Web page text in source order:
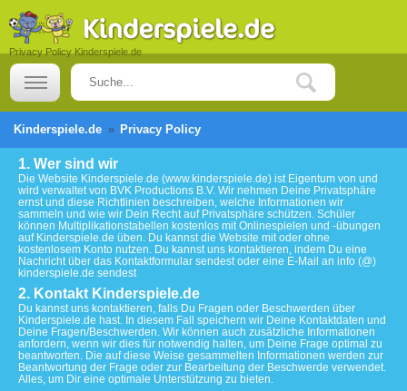
Privacy Policy Kinderspiele.de
Kinderspiele.de Privacy Policy
1. Wer sind wir
Die Website Kinderspiele.de (www.kinderspiele.de) ist Eigentum von und
wird verwaltet von BVK Productions B.V. Wir nehmen Deine Privatsphäre
ernst und diese Richtlinien beschreiben, welche Informationen wir
sammeln und wie wir Dein Recht auf Privatsphäre schützen. Schüler
können Multiplikationstabellen kostenlos mit Onlinespielen und -übungen
auf Kinderspiele.de üben. Du kannst die Website mit oder ohne
kostenlosem Konto nutzen. Du kannst uns kontaktieren, indem Du eine
Nachricht über das Kontaktformular sendest oder eine E-Mail an info (@)
kinderspiele.de sendest
2. Kontakt Kinderspiele.de
Du kannst uns kontaktieren, falls Du Fragen oder Beschwerden über
Kinderspiele.de hast. In diesem Fall speichern wir Deine Kontaktdaten und
Deine Fragen/Beschwerden. Wir können auch zusätzliche Informationen
anfordern, wenn wir dies für notwendig halten, um Deine Frage optimal zu
beantworten. Die auf diese Weise gesammelten Informationen werden zur
Beantwortung der Frage oder zur Bearbeitung der Beschwerde verwendet.
Alles, um Dir eine optimale Unterstützung zu bieten.